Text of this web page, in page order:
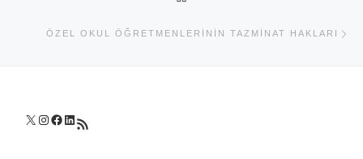
ÖZEL OKUL ÖĞRETMENLERININ TAZMINAT HAKLARI
X Instagram
Facebook
LinkedIn
RSS akışı